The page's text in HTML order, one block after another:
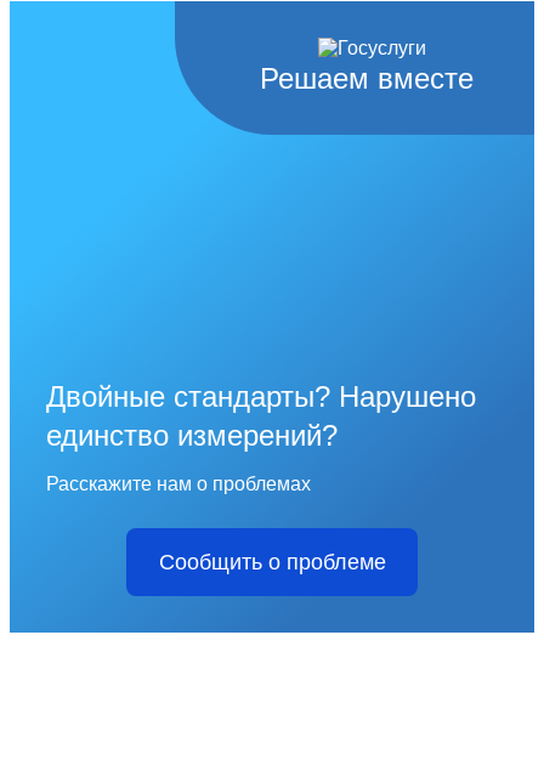
Решаем вместе
Двойные стандарты? Нарушено
единство измерений?
Расскажите нам о проблемах
Сообщить о проблеме